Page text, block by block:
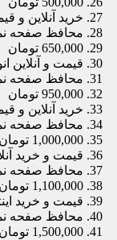
خرید آنلاین و
محافظ صفحه نمایش
650,000 تومان
قیمت و آنلاین
محافظ صفحه نمایش
950,000 تومان
خرید آنلاین و
محافظ صفحه نمایش
1,000,000 تومان
قیمت و خرید
محافظ صفحه نمایش
1,100,000 تومان
قیمت و خرید
محافظ صفحه نمایش
1,500,000 تومان